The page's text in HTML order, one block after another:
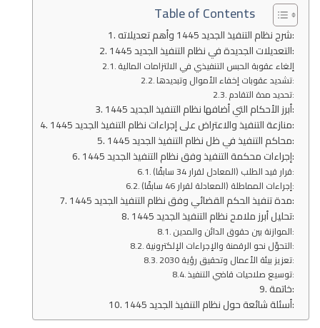
Table of Contents
شرح نظام التنفيذ الجديد 1445 وأهم تعديلاته:
التعديلات الجديدة في نظام التنفيذ الجديد 1445:
إلغاء عقوبة الحبس التنفيذي في الالتزامات المالية
تشديد عقوبات إخفاء الأموال وتبديدها:
تحديد مدة التقادم:
أبرز الأحكام التي أضافها نظام التنفيذ الجديد 1445:
منازعة التنفيذ والاعتراض على إجراءات نظام التنفيذ الجديد 1445:
محاكم التنفيذ في ظل نظام التنفيذ الجديد 1445:
إجراءات محكمة التنفيذ وفق نظام التنفيذ الجديد 1445:
قرار قيد الطلب (المعادل لقرار 34 سابقًا):
إجراءات المماطلة (المعادلة لقرار 46 سابقًا):
مدة تنفيذ الحكم القضائي وفق نظام التنفيذ الجديد 1445:
تحليل أبرز ملامح نظام التنفيذ الجديد 1445:
الموازنة بين حقوق الدائن والمدين:
التحوّل نحو الرقمنة والإجراءات الإلكترونية:
تعزيز بيئة الأعمال وتحقيق رؤية 2030:
توسيع صلاحيات قاضي التنفيذ:
خاتمة:
أسئلة شائعة حول نظام التنفيذ الجديد 1445: